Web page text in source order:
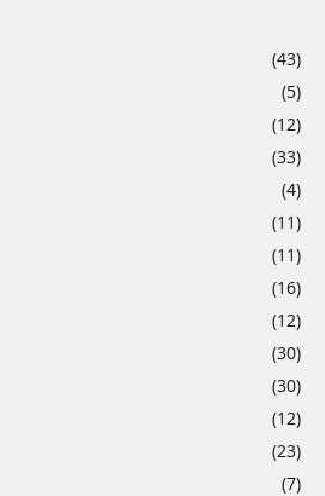
(43)
(5)
(12)
(33)
(4)
(11)
(11)
(16)
(12)
(30)
(30)
(12)
(23)
(7)